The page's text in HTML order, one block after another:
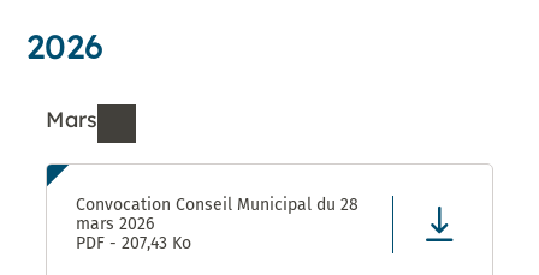
2026
Mars
Ressources de Mars 2026
Convocation Conseil Municipal du 28
mars 2026
PDF - 207,43 Ko